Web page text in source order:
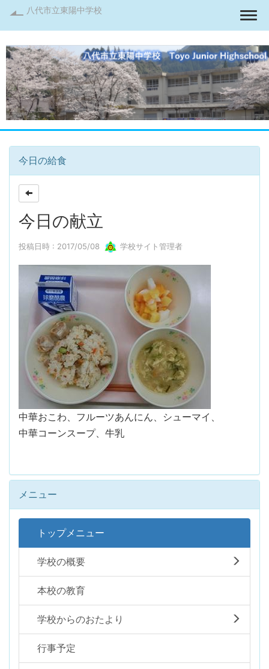
八代市立東陽中学校
今日の給食
今日の献立
投稿日時 : 2017/05/08 学校サイト管理者
中華おこわ、フルーツあんにん、シューマイ、
中華コーンスープ、牛乳
メニュー
トップメニュー
学校の概要
本校の教育
学校からのおたより
行事予定